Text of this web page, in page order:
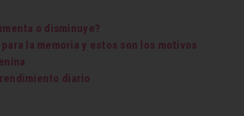
o disminuye?
la memoria y estos son los motivos
diario